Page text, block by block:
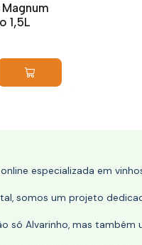
1,5L
especializada em
somos um projeto
só Alvarinho, mas também